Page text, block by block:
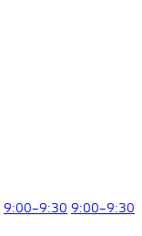
9:00–9:30 9:00–9:30